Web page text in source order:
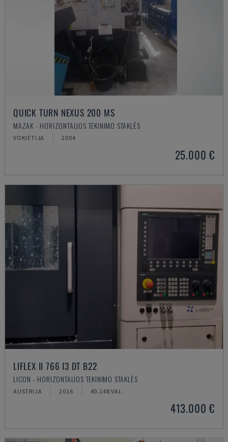
QUICK TURN NEXUS 200 MS
MAZAK - HORIZONTALIOS TEKINIMO STAKLĖS
VOKIETIJA 2004
25.000 €
LIFLEX II 766 I3 DT B22
LICON - HORIZONTALIOS TEKINIMO STAKLĖS
AUSTRIJA 2016 40.148 VAL.
413.000 €